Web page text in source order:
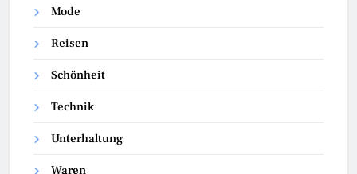
Mode
Reisen
Schönheit
Technik
Unterhaltung
Waren